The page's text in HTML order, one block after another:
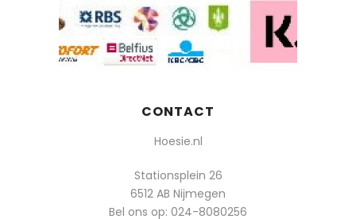
CONTACT
Hoesie.nl
Stationsplein 26
6512 AB Nijmegen
Bel ons op: 024-8080256